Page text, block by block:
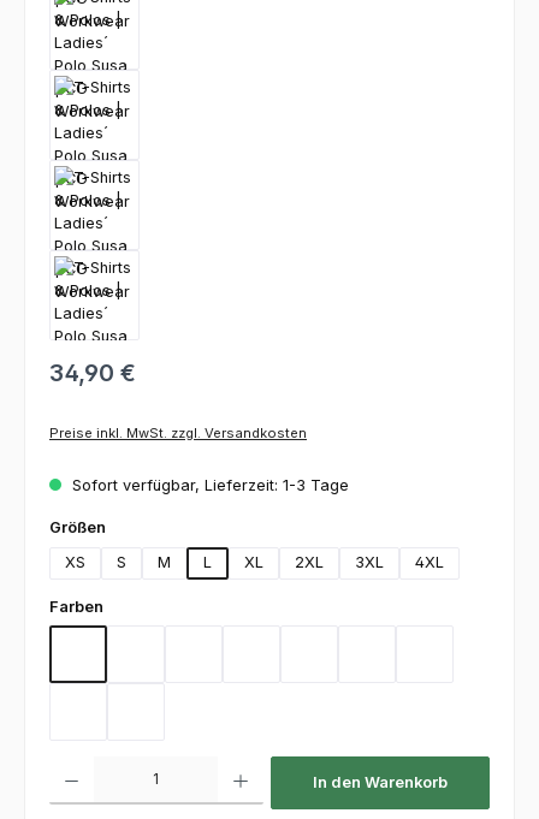
34,90 €
Preise inkl. MwSt. zzgl. Versandkosten
Sofort verfügbar, Lieferzeit: 1-3 Tage
Größen
XS
S M L XL 2XL 3XL 4XL
Farben
In den Warenkorb